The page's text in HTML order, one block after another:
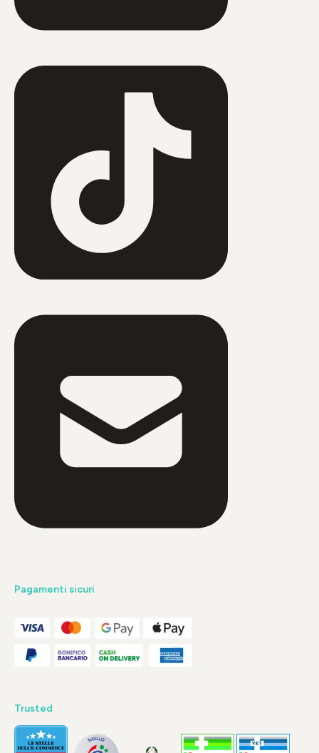
Pagamenti sicuri
Trusted